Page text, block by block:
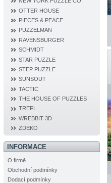
OTTER HOUSE
PIECES & PEACE
PUZZELMAN
RAVENSBURGER
SCHMIDT
STAR PUZZLE
STEP PUZZLE
SUNSOUT
TACTIC
THE HOUSE OF PUZZLES
TREFL
WREBBIT 3D
ZDEKO
INFORMACE
O firmě
Obchodní podmínky
Dodací podmínky